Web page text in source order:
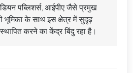
पब्लिशर्स, आईपीए जैसे प्रमुख
भूमिका के साथ इस क्षेत्र में सुदृढ़
करने का केंद्र बिंदु रहा है।